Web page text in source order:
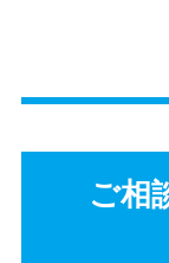
ご相